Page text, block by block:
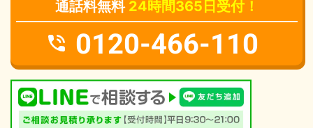
通話料無料 24時間365日受付！
0120-466-110